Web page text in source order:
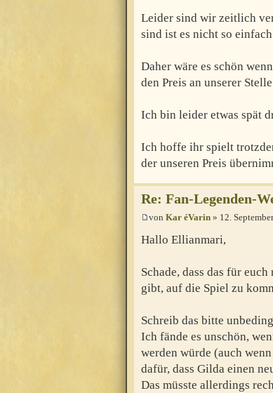
Leider sind wir zeitlich
sind ist es nicht so
Daher wäre es schön
den Preis an unserer
Ich bin leider etwas spät
Ich hoffe ihr spielt
der unseren Preis
Re: Fan-Legenden-
von Kar éVarin » 12.
Hallo Ellianmari,
Schade, dass das für
gibt, auf die Spiel zu
Schreib das bitte
Ich fände es unschön,
werden würde (auch
dafür, dass Gilda einen
Das müsste allerdings